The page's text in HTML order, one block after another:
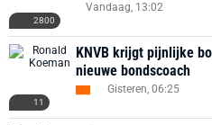
2800
Vandaag, 13:02
11
KNVB krijgt pijnlijke
nieuwe bondscoach
Gisteren, 06:25